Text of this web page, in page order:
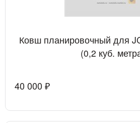
Ковш планировочный для
(0,2 куб.
40 000 ₽